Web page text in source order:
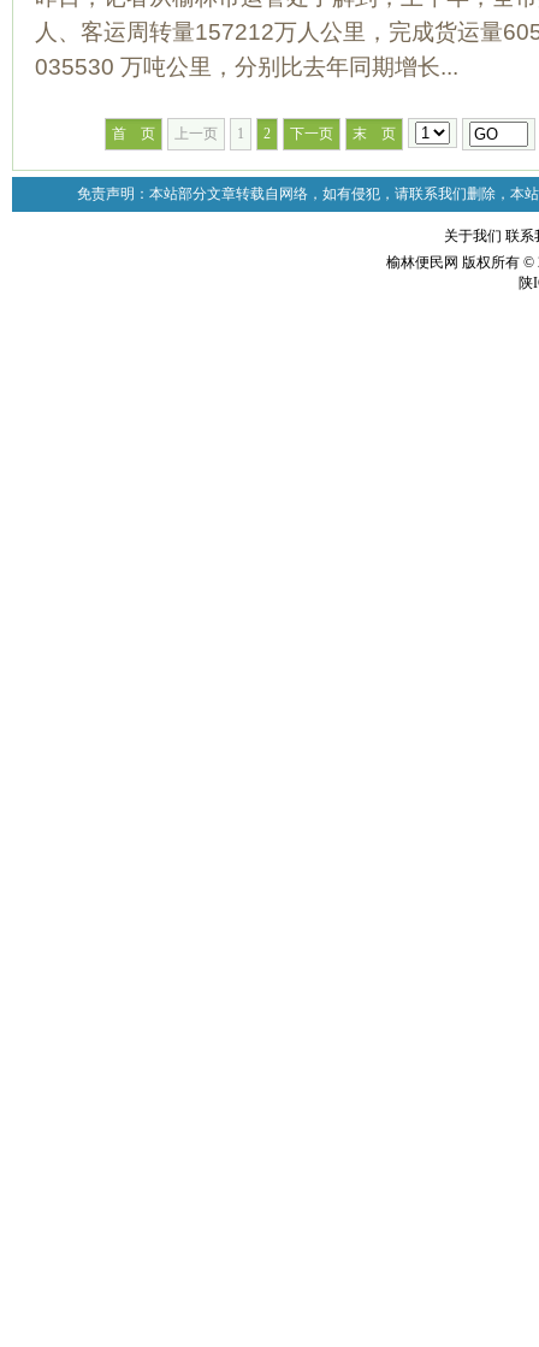
人、客运周转量157212万人公里，完成货运量
035530 万吨公里，分别比去年同期增长...
首 页 上一页 1 2 下一页 末 页
免责声明：本站部分文章转载自网络，如有侵犯，请联系我们删除，本
关于我们 联系
榆林便民网 版权所有 ©
陕